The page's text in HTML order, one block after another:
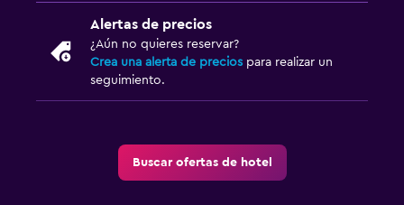
Terraza/patio
Mesa de comedor
Alertas de precios
¿Aún no quieres reservar?
Crea una alerta de precios para realizar un
seguimiento.
Buscar ofertas de hotel